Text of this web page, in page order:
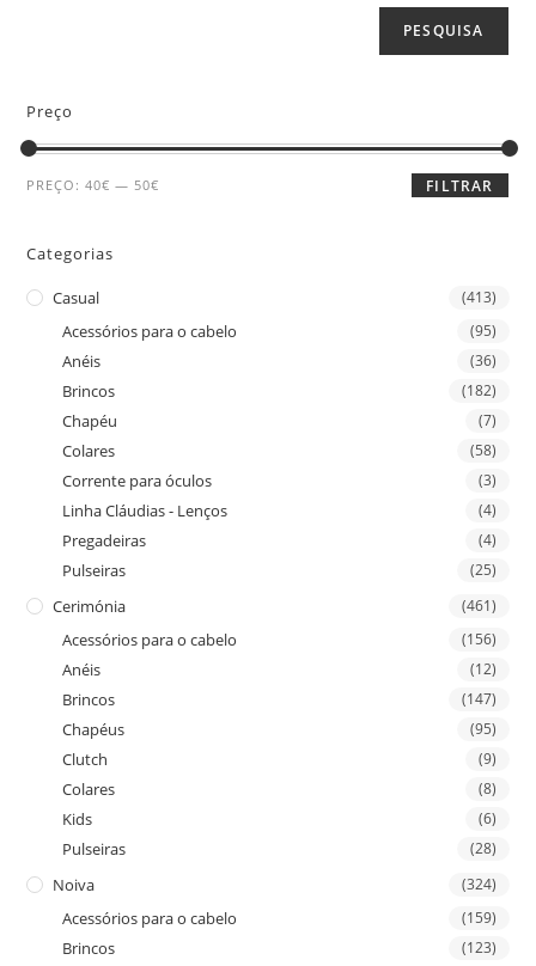
PESQUISA
Preço
FILTRAR
PREÇO:40€ — 50€
Categorias
Casual (413)
Acessórios para o cabelo (95)
Anéis (36)
Brincos (182)
Chapéu (7)
Colares (58)
Corrente para óculos (3)
Linha Cláudias - Lenços (4)
Pregadeiras (4)
Pulseiras (25)
Cerimónia (461)
Acessórios para o cabelo (156)
Anéis (12)
Brincos (147)
Chapéus (95)
Clutch (9)
Colares (8)
Kids (6)
Pulseiras (28)
Noiva (324)
Acessórios para o cabelo (159)
Brincos (123)